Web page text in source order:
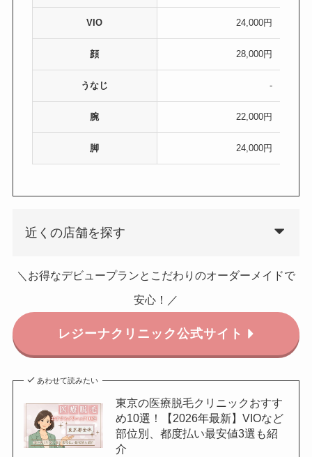
VIO 24,000円
顔 28,000円
うなじ -
腕 22,000円
脚 24,000円
近くの店舗を探す
＼お得なデビュープランとこだわりのオーダーメイドで
安心！／
レジーナクリニック公式サイト
あわせて読みたい
東京の医療脱毛クリニックおすす
め10選！【2026年最新】VIOなど
部位別、都度払い最安値3選も紹
介